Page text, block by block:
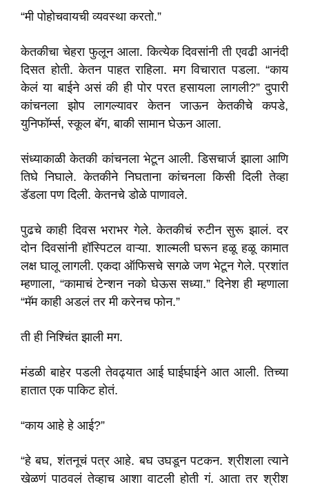
“मी पोहोचवायची व्यवस्था करतो.”
केतकीचा चेहरा फुलून आला. कित्येक दिवसांनी ती एवढी आनंदी
दिसत होती. केतन पाहत राहिला. मग विचारात पडला. “काय
केलं या बाईने असं की ही पोर परत हसायला लागली?” दुपारी
कांचनला झोप लागल्यावर केतन जाऊन केतकीचे कपडे,
युनिफॉर्म्स, स्कूल बॅग, बाकी सामान घेऊन आला.
संध्याकाळी केतकी कांचनला भेटून आली. डिसचार्ज झाला आणि
तिघे निघाले. केतकीने निघताना कांचनला किसी दिली तेव्हा
डॅडला पण दिली. केतनचे डोळे पाणावले.
पुढचे काही दिवस भराभर गेले. केतकीचं रुटीन सुरू झालं. दर
दोन दिवसांनी हॉस्पिटल वाऱ्या. शाल्मली घरून हळू हळू कामात
लक्ष घालू लागली. एकदा ऑफिसचे सगळे जण भेटून गेले. प्रशांत
म्हणाला, “कामाचं टेन्शन नको घेऊस सध्या.” दिनेश ही म्हणाला
“मॅम काही अडलं तर मी करेनच फोन.”
ती ही निश्चिंत झाली मग.
मंडळी बाहेर पडली तेवढ्यात आई घाईघाईने आत आली. तिच्या
हातात एक पाकिट होतं.
“काय आहे हे आई?”
“हे बघ, शंतनूचं पत्र आहे. बघ उघडून पटकन. श्रीशला त्याने
खेळणं पाठवलं तेव्हाच आशा वाटली होती गं. आता तर श्रीश